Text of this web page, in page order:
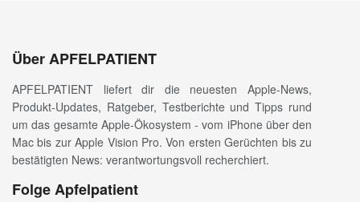
Über APFELPATIENT
APFELPATIENT liefert dir die neuesten Apple-News,
Produkt-Updates, Ratgeber, Testberichte und Tipps rund
um das gesamte Apple-Ökosystem - vom iPhone über den
Mac bis zur Apple Vision Pro. Von ersten Gerüchten bis zu
bestätigten News: verantwortungsvoll recherchiert.
Folge Apfelpatient